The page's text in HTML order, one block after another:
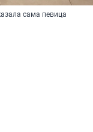
сама певица